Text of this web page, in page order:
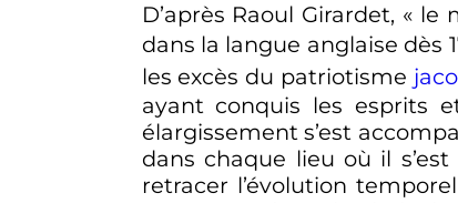
D’après Raoul Girardet, « le
dans la langue anglaise dès
les excès du patriotisme
ayant conquis les esprits
élargissement s’est
dans chaque lieu où il
retracer l’évolution